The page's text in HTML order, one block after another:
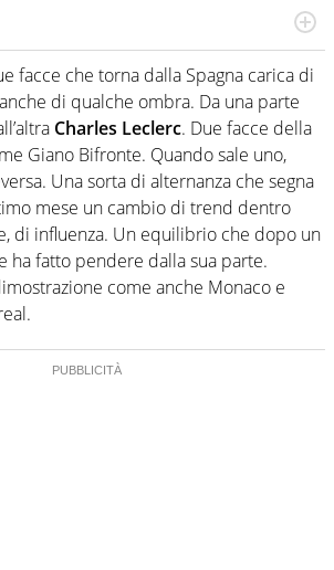
Quando si accendono i motori,
derapa. E spesso e volentieri finisce
facce che torna dalla Spagna carica di
di qualche ombra. Da una parte
Charles Leclerc. Due facce della
Giano Bifronte. Quando sale uno,
Una sorta di alternanza che segna
mese un cambio di trend dentro
di influenza. Un equilibrio che dopo un
ha fatto pendere dalla sua parte.
come anche Monaco e